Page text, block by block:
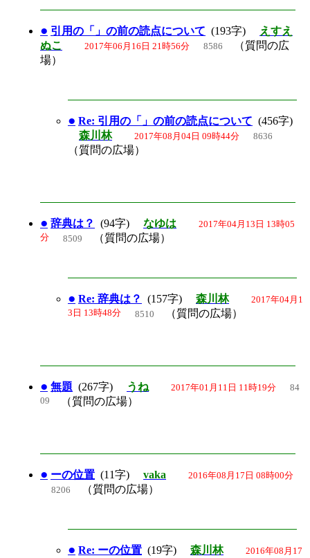
● 引用の「」の前の読点について (193字)
えすえ
ぬこ
2017年06月16日 21時56分 8586
（質問の広
場）
● Re: 引用の「」の前の読点について (456字)
森川林
2017年08月04日 09時44分 8636
（質問の広場）
● 辞典は？ (94字) なゆは 2017年04月13日 13時05
分 8509 （質問の広場）
● Re: 辞典は？ (157字) 森川林 2017年04月1
3日 13時48分 8510 （質問の広場）
● 無題 (267字) うね 2017年01月11日 11時19分 84
09 （質問の広場）
● ーの位置 (11字) vaka
2016年08月17日 08時00分
8206
（質問の広場）
● Re: ーの位置 (19字) 森川林 2016年08月17